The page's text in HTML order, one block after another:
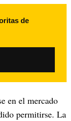
de
en el mercado
permitirse. La